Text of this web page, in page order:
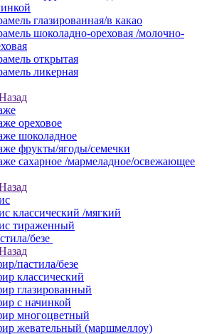
глазированная/в какао
шоколадно-ореховая /молочно-
открытая
ликерная
ореховое
шоколадное
фрукты/ягоды/семечки
сахарное /мармеладное/освежающее
классический /мягкий
тираженный
безе
пастила/безе
классический
глазированный
с начинкой
многоцветный
жевательный (маршмеллоу)